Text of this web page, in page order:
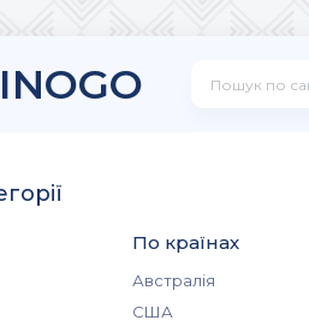
По країнах
Австралія
США